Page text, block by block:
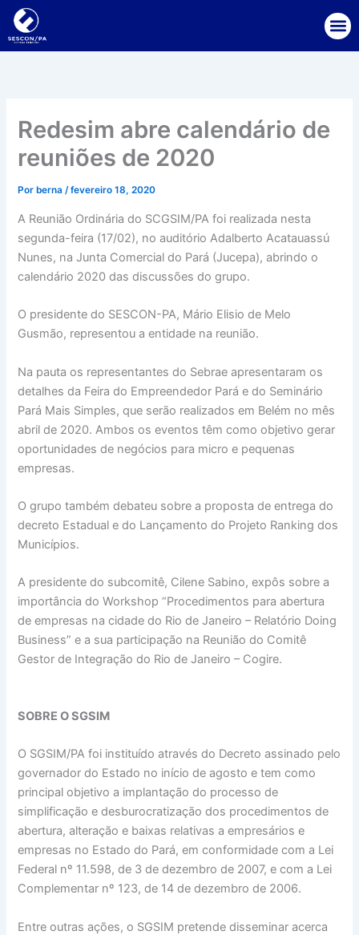
para
Redesim abre calendário de
reuniões de 2020
Por berna/fevereiro 18, 2020
A Reunião Ordinária do SCGSIM/PA foi realizada nesta
segunda-feira (17/02), no auditório Adalberto Acatauassú
Nunes, na Junta Comercial do Pará (Jucepa), abrindo o
calendário 2020 das discussões do grupo.
O presidente do SESCON-PA, Mário Elisio de Melo
Gusmão, representou a entidade na reunião.
Na pauta os representantes do Sebrae apresentaram os
detalhes da Feira do Empreendedor Pará e do Seminário
Pará Mais Simples, que serão realizados em Belém no mês
abril de 2020. Ambos os eventos têm como objetivo gerar
oportunidades de negócios para micro e pequenas
empresas.
O grupo também debateu sobre a proposta de entrega do
decreto Estadual e do Lançamento do Projeto Ranking dos
Municípios.
A presidente do subcomitê, Cilene Sabino, expôs sobre a
importância do Workshop “Procedimentos para abertura
de empresas na cidade do Rio de Janeiro – Relatório Doing
Business” e a sua participação na Reunião do Comitê
Gestor de Integração do Rio de Janeiro – Cogire.
SOBRE O SGSIM
O SGSIM/PA foi instituído através do Decreto assinado pelo
governador do Estado no início de agosto e tem como
principal objetivo a implantação do processo de
simplificação e desburocratização dos procedimentos de
abertura, alteração e baixas relativas a empresários e
empresas no Estado do Pará, em conformidade com a Lei
Federal nº 11.598, de 3 de dezembro de 2007, e com a Lei
Complementar nº 123, de 14 de dezembro de 2006.
Entre outras ações, o SGSIM pretende disseminar acerca